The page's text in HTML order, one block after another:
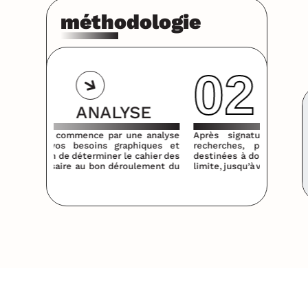
méthodologie
une analyse
et
cahier des
du
02 CRÉATION
Après signature du devis, débutent :
recherches, propositions et maquettes,
destinées à donner vie à votre projet. Sans
limite, jusqu’à validation pour production.